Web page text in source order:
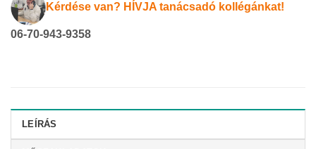
Kérdése van? HÍVJA tanácsadó kollégánkat!
06-70-943-9358
LEÍRÁS